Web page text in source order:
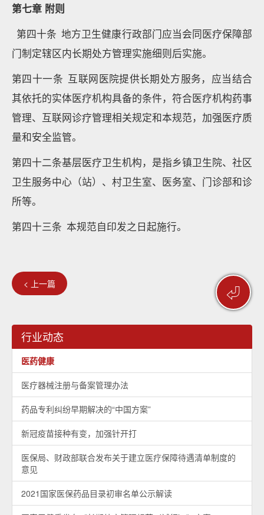
⏎
第七章 附则
第四十条 地方卫生健康行政部门应当会同医疗保障部
门制定辖区内长期处方管理实施细则后实施。
第四十一条 互联网医院提供长期处方服务，应当结合
其依托的实体医疗机构具备的条件，符合医疗机构药事
管理、互联网诊疗管理相关规定和本规范，加强医疗质
量和安全监管。
第四十二条基层医疗卫生机构，是指乡镇卫生院、社区
卫生服务中心（站）、村卫生室、医务室、门诊部和诊
所等。
第四十三条 本规范自印发之日起施行。
< 上一篇
行业动态
医药健康
医疗器械注册与备案管理办法
药品专利纠纷早期解决的“中国方案”
新冠疫苗接种有变，加强针开打
医保局、财政部联合发布关于建立医疗保障待遇清单制度的
意见
2021国家医保药品目录初审名单公示解读